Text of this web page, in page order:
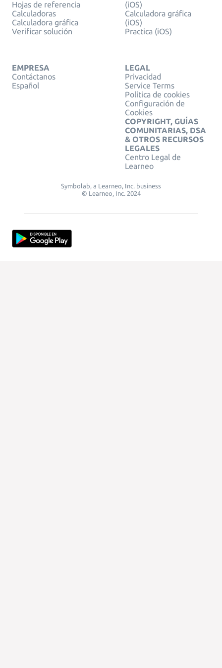
Hojas de referencia
Calculadoras
Calculadora gráfica
Verificar solución
(iOS)
Calculadora gráfica
(iOS)
Practica (iOS)
EMPRESA
Contáctanos
Español
LEGAL
Privacidad
Service Terms
Política de cookies
Configuración de
Cookies
COPYRIGHT, GUÍAS
COMUNITARIAS, DSA
& OTROS RECURSOS
LEGALES
Centro Legal de
Learneo
Symbolab, a Learneo, Inc. business
© Learneo, Inc. 2024